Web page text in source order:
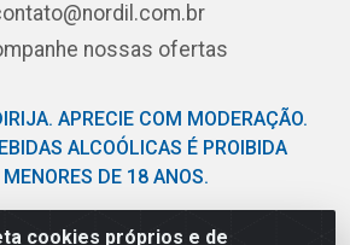
cookies próprios e de
nossas ofertas
APRECIE COM MODERAÇÃO.
ALCOÓLICAS É PROIBIDA
MENORES DE 18 ANOS.